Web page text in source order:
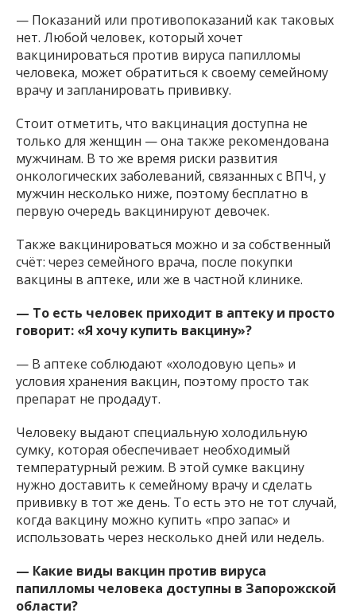
— Показаний или противопоказаний как таковых
нет. Любой человек, который хочет
вакцинироваться против вируса папилломы
человека, может обратиться к своему семейному
врачу и запланировать прививку.
Стоит отметить, что вакцинация доступна не
только для женщин — она также рекомендована
мужчинам. В то же время риски развития
онкологических заболеваний, связанных с ВПЧ, у
мужчин несколько ниже, поэтому бесплатно в
первую очередь вакцинируют девочек.
Также вакцинироваться можно и за собственный
счёт: через семейного врача, после покупки
вакцины в аптеке, или же в частной клинике.
— То есть человек приходит в аптеку и просто
говорит: «Я хочу купить вакцину»?
— В аптеке соблюдают «холодовую цепь» и
условия хранения вакцин, поэтому просто так
препарат не продадут.
Человеку выдают специальную холодильную
сумку, которая обеспечивает необходимый
температурный режим. В этой сумке вакцину
нужно доставить к семейному врачу и сделать
прививку в тот же день. То есть это не тот случай,
когда вакцину можно купить «про запас» и
использовать через несколько дней или недель.
— Какие виды вакцин против вируса
папилломы человека доступны в Запорожской
области?